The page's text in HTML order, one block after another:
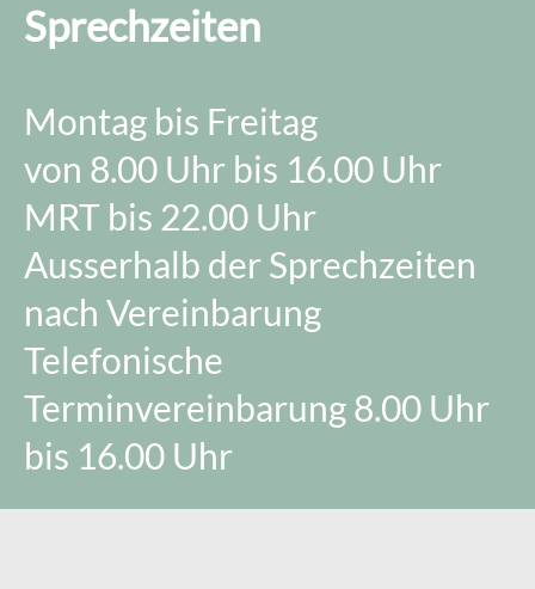
Sprechzeiten
Montag bis Freitag
von 8.00 Uhr bis 16.00 Uhr
MRT bis 22.00 Uhr
Ausserhalb der Sprechzeiten
nach Vereinbarung
Telefonische
Terminvereinbarung 8.00 Uhr
bis 16.00 Uhr